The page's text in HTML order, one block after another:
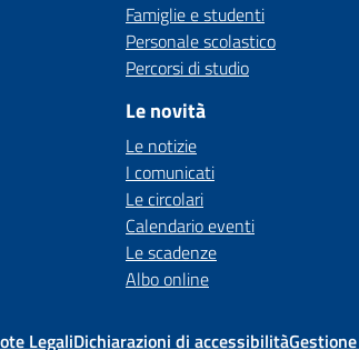
Famiglie e studenti
Personale scolastico
Percorsi di studio
Le novità
Le notizie
I comunicati
Le circolari
Calendario eventi
Le scadenze
Albo online
LegaliDichiarazioni di accessibilità